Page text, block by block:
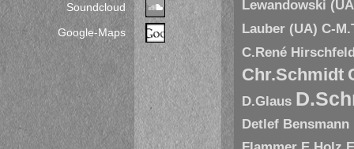
Soundcloud
Google-Maps
Lewandowski
Lauber (UA) C-
C.René
Chr.Schmidt
D.Glaus
Detlef Bensmann